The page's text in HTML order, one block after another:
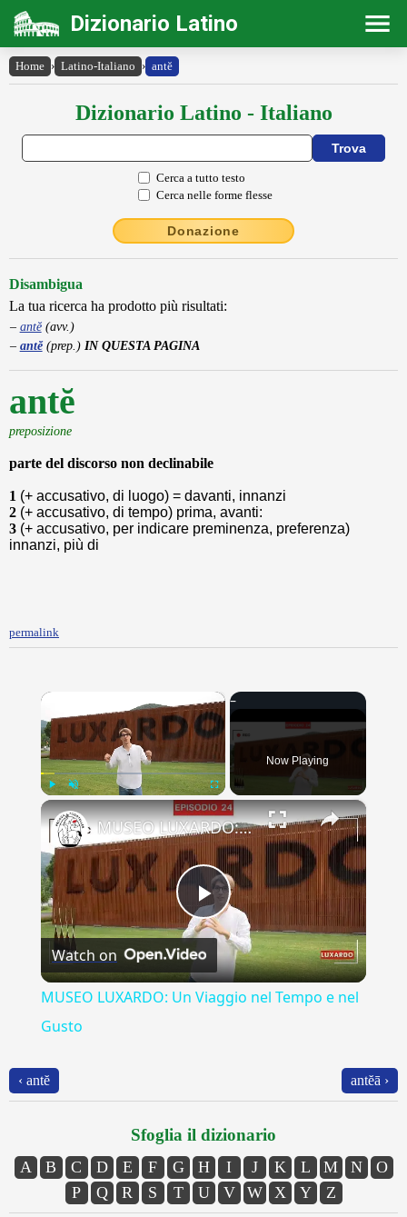
Dizionario Latino
Home › Latino-Italiano › antĕ
Dizionario Latino - Italiano
Cerca a tutto testo
Cerca nelle forme flesse
Donazione
Disambigua
La tua ricerca ha prodotto più risultati:
antĕ(avv.)
antĕ(prep.) IN QUESTA PAGINA
antĕ
preposizione
parte del discorso non declinabile
1 (+ accusativo, di luogo) = davanti, innanzi
2 (+ accusativo, di tempo) prima, avanti:
3 (+ accusativo, per indicare preminenza, preferenza)
innanzi, più di
permalink
×
Fullscreen
Now Playing
×
Play
Video
MUSEO LUXARDO: Un Viaggio nel Tempo e nel Gusto
Watch on
MUSEO LUXARDO: Un Viaggio nel Tempo e nel
Gusto
‹ antĕ antĕā ›
Sfoglia il dizionario
A B C D E F G H I J K L M N
O
P
Q R S T U V W X Y Z